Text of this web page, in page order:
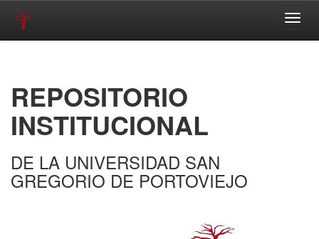
REPOSITORIO
INSTITUCIONAL
DE LA UNIVERSIDAD SAN
GREGORIO DE PORTOVIEJO